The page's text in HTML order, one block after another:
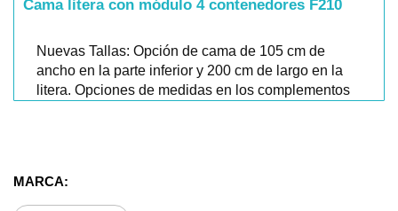
Cama litera con módulo 4 contenedores F210
Nuevas Tallas: Opción de cama de 105 cm de
ancho en la parte inferior y 200 cm de largo en la
litera. Opciones de medidas en los complementos
módulo de 4 contenedores 90*190
- Medidas: 200 (ancho)* 175 (alto)* 147.1 (fondo).
MARCA: